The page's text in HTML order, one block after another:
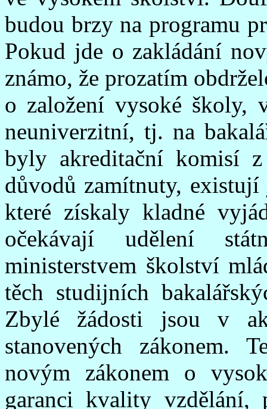
budou brzy na programu
Pokud jde o zakládání
známo, že prozatím
o založení vysoké školy,
neuniverzitní, tj. na
byly akreditační komisí
důvodů zamítnuty,
které získaly kladné
očekávají udělení
ministerstvem školství
těch studijních
Zbylé žádosti jsou v
stanovených zákonem.
novým zákonem o
garanci kvality vzdělání,